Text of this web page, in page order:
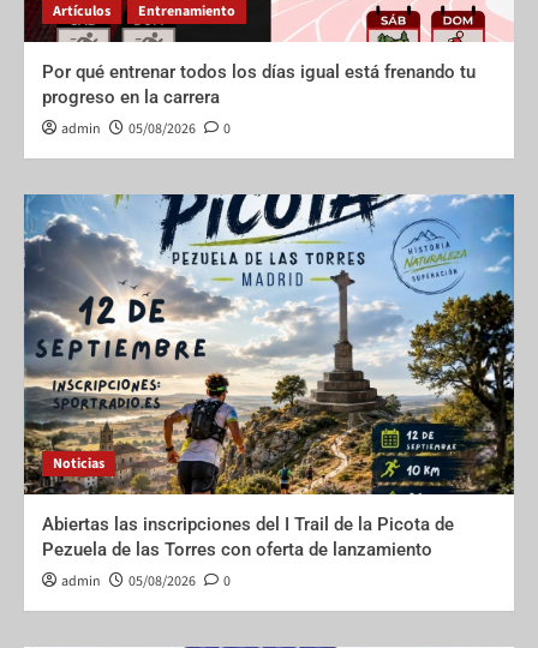
Artículos Entrenamiento
Por qué entrenar todos los días igual está frenando tu
progreso en la carrera
admin 05/08/2026 0
Noticias
Abiertas las inscripciones del I Trail de la Picota de
Pezuela de las Torres con oferta de lanzamiento
admin 05/08/2026 0